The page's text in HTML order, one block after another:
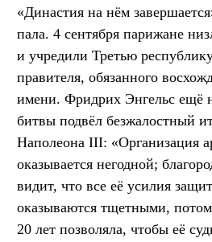
«Династия на нём
пала. 4 сентября парижане
и учредили Третью
правителя, обязанного
имени. Фридрих Энгельс ещё
битвы подвёл безжалостный
Наполеона III: «Организация
оказывается негодной;
видит, что все её усилия
оказываются тщетными,
20 лет позволяла, чтобы её